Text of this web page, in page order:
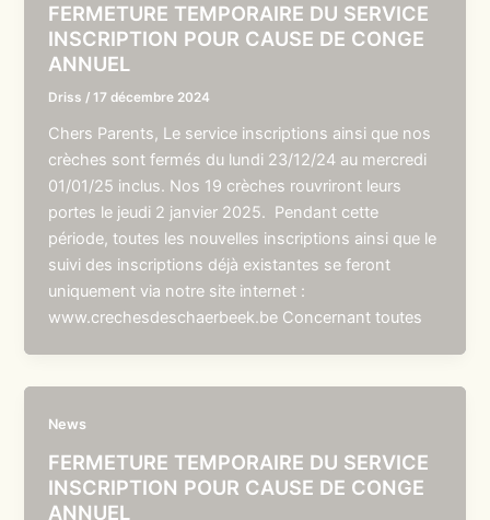
FERMETURE TEMPORAIRE DU SERVICE
INSCRIPTION POUR CAUSE DE CONGE
ANNUEL
Driss /17 décembre 2024
Chers Parents, Le service inscriptions ainsi que nos
crèches sont fermés du lundi 23/12/24 au mercredi
01/01/25 inclus. Nos 19 crèches rouvriront leurs
portes le jeudi 2 janvier 2025. Pendant cette
période, toutes les nouvelles inscriptions ainsi que le
suivi des inscriptions déjà existantes se feront
uniquement via notre site internet :
www.crechesdeschaerbeek.be Concernant toutes
News
FERMETURE TEMPORAIRE DU SERVICE
INSCRIPTION POUR CAUSE DE CONGE
ANNUEL